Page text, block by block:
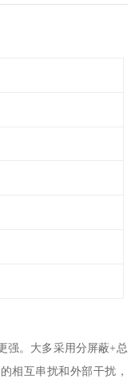
强。大多采用分屏蔽+总
相互串扰和外部干扰，